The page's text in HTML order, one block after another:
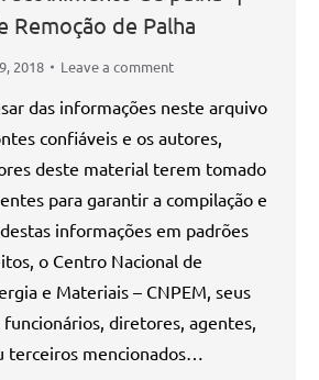
Remoção de Palha
2018 Leave a comment
das informações neste arquivo
confiáveis e os autores,
deste material terem tomado
para garantir a compilação e
informações em padrões
o Centro Nacional de
e Materiais – CNPEM, seus
diretores, agentes,
terceiros mencionados…